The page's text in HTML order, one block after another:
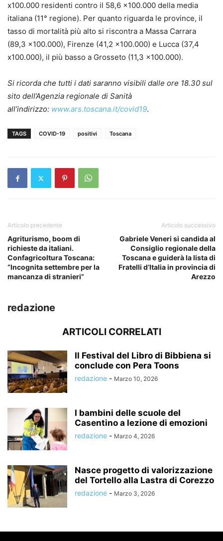
x100.000 residenti contro il 58,6 x100.000 della media
italiana (11° regione). Per quanto riguarda le province, il
tasso di mortalità più alto si riscontra a Massa Carrara
(89,3 x100.000), Firenze (41,2 x100.000) e Lucca (37,4
x100.000), il più basso a Grosseto (11,3 x100.000).
Si ricorda che tutti i dati saranno visibili dalle ore 18.30 sul
sito dell’Agenzia regionale di Sanità
all’indirizzo: www.ars.toscana.it/covid19.
TAGS COVID-19 positivi Toscana
Articolo precedente
Agriturismo, boom di
richieste da italiani.
Confagricoltura Toscana:
“Incognita settembre per la
mancanza di stranieri”
Articolo successivo
Gabriele Veneri si candida al
Consiglio regionale della
Toscana e guiderà la lista di
Fratelli d’Italia in provincia di
Arezzo
redazione
ARTICOLI CORRELATI
Il Festival del Libro di Bibbiena si
conclude con Pera Toons
redazione - Marzo 10, 2026
I bambini delle scuole del
Casentino a lezione di emozioni
redazione - Marzo 4, 2026
Nasce progetto di valorizzazione
del Tortello alla Lastra di Corezzo
redazione - Marzo 3, 2026